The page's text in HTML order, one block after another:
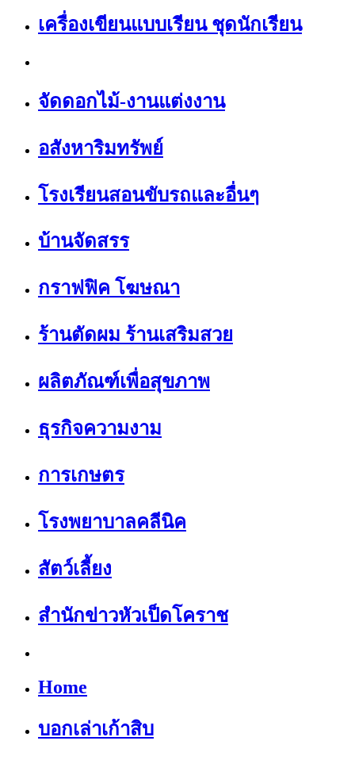
เครื่องเขียนแบบเรียน ชุดนักเรียน
จัดดอกไม้-งานแต่งงาน
อสังหาริมทรัพย์
โรงเรียนสอนขับรถและอื่นๆ
บ้านจัดสรร
กราฟฟิค โฆษณา
ร้านตัดผม ร้านเสริมสวย
ผลิตภัณฑ์เพื่อสุขภาพ
ธุรกิจความงาม
การเกษตร
โรงพยาบาลคลีนิค
สัตว์เลี้ยง
สำนักข่าวหัวเป็ดโคราช
Home
บอกเล่าเก้าสิบ